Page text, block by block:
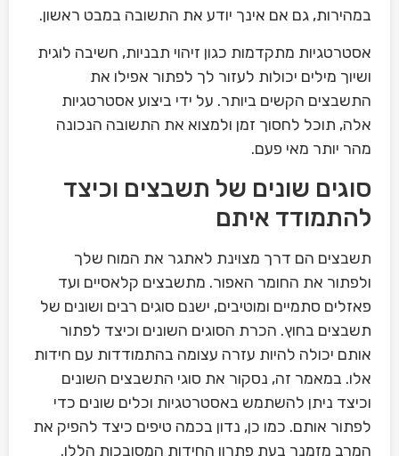
במהירות, גם אם אינך יודע את התשובה במבט ראשון.
אסטרטגיות מתקדמות כגון זיהוי תבניות, חשיבה לוגית
ושיוך מילים יכולות לעזור לך לפתור אפילו את
התשבצים הקשים ביותר. על ידי ביצוע אסטרטגיות
אלה, תוכל לחסוך זמן ולמצוא את התשובה הנכונה
מהר יותר מאי פעם.
סוגים שונים של תשבצים וכיצד
להתמודד איתם
תשבצים הם דרך מצוינת לאתגר את המוח שלך
ולפתור את החומר האפור. מתשבצים קלאסיים ועד
פאזלים סתמיים ומוטיבים, ישנם סוגים רבים ושונים של
תשבצים בחוץ. הכרת הסוגים השונים וכיצד לפתור
אותם יכולה להיות עזרה עצומה בהתמודדות עם חידות
אלו. במאמר זה, נסקור את סוגי התשבצים השונים
וכיצד ניתן להשתמש באסטרטגיות וכלים שונים כדי
לפתור אותם. כמו כן, נדון בכמה טיפים כיצד להפיק את
המרב מזמנך בעת פתרון החידות המסובכות הללו.